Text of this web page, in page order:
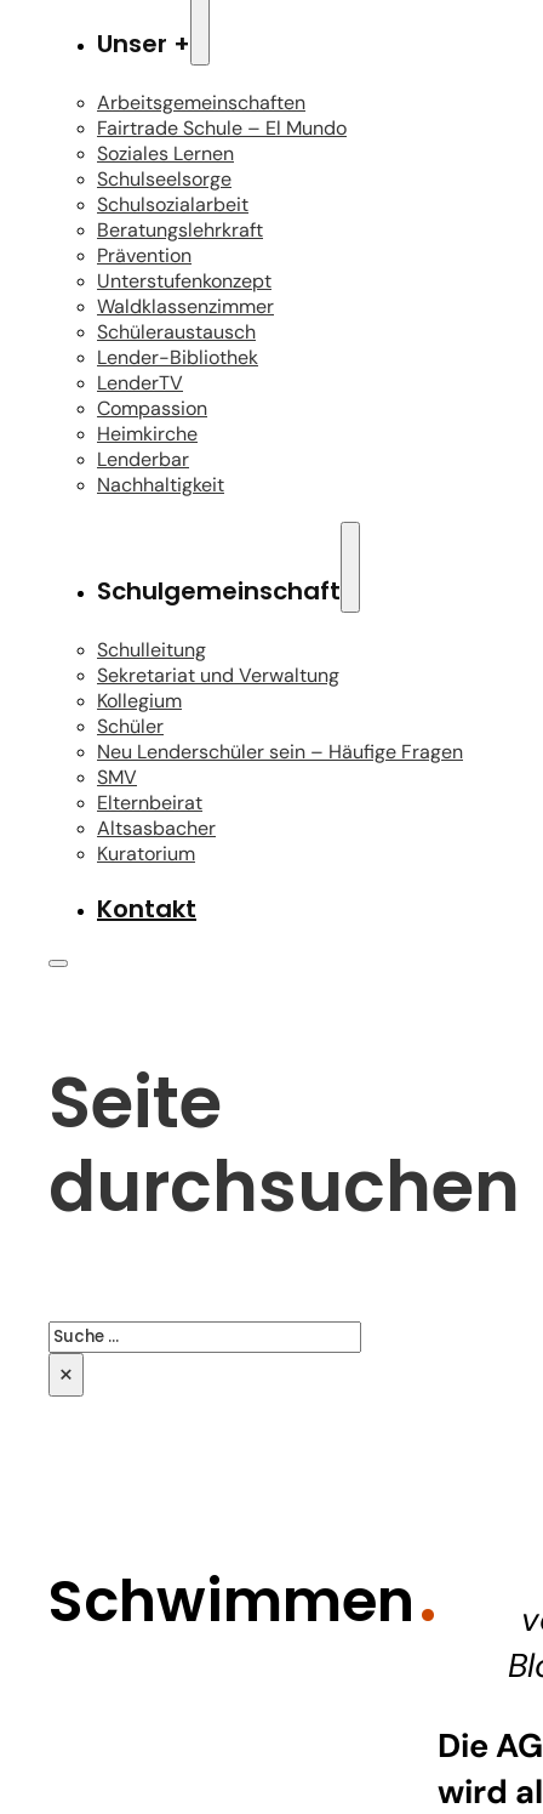
Unser +
Arbeitsgemeinschaften
Fairtrade Schule – El Mundo
Soziales Lernen
Schulseelsorge
Schulsozialarbeit
Beratungslehrkraft
Prävention
Unterstufenkonzept
Waldklassenzimmer
Schüleraustausch
Lender-Bibliothek
LenderTV
Compassion
Heimkirche
Lenderbar
Nachhaltigkeit
Schulgemeinschaft
Schulleitung
Sekretariat und Verwaltung
Kollegium
Schüler
Neu Lenderschüler sein – Häufige Fragen
SMV
Elternbeirat
Altsasbacher
Kuratorium
Kontakt
Seite
durchsuchen
Suchen
×
Schwimmen
Die
wird